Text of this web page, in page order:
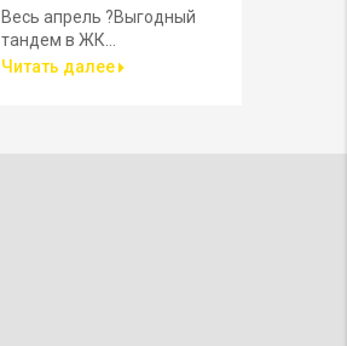
Весь апрель ?Выгодный
тандем в ЖК...
Читать далее